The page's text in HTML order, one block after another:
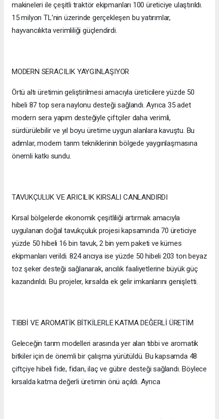
makineleri ile çeşitli traktör ekipmanları 100 üreticiye ulaştırıldı.
15 milyon TL’nin üzerinde gerçekleşen bu yatırımlar,
hayvancılıkta verimliliği güçlendirdi.
MODERN SERACILIK YAYGINLAŞIYOR
Örtü altı üretimin geliştirilmesi amacıyla üreticilere yüzde 50
hibeli 87 top sera naylonu desteği sağlandı. Ayrıca 35 adet
modern sera yapım desteğiyle çiftçiler daha verimli,
sürdürülebilir ve yıl boyu üretime uygun alanlara kavuştu. Bu
adımlar, modern tarım tekniklerinin bölgede yaygınlaşmasına
önemli katkı sundu.
TAVUKÇULUK VE ARICILIK KIRSALI CANLANDIRDI
Kırsal bölgelerde ekonomik çeşitliliği artırmak amacıyla
uygulanan doğal tavukçuluk projesi kapsamında 70 üreticiye
yüzde 50 hibeli 16 bin tavuk, 2 bin yem paketi ve kümes
ekipmanları verildi. 824 arıcıya ise yüzde 50 hibeli 203 ton beyaz
toz şeker desteği sağlanarak, arıcılık faaliyetlerine büyük güç
kazandırıldı. Bu projeler, kırsalda ek gelir imkanlarını genişletti.
TIBBİ VE AROMATİK BİTKİLERLE KATMA DEĞERLİ ÜRETİM
Geleceğin tarım modelleri arasında yer alan tıbbi ve aromatik
bitkiler için de önemli bir çalışma yürütüldü. Bu kapsamda 48
çiftçiye hibeli fide, fidan, ilaç ve gübre desteği sağlandı. Böylece
kırsalda katma değerli üretimin önü açıldı. Ayrıca